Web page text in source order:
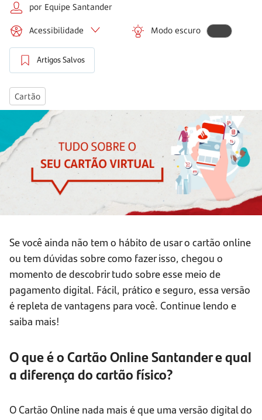
por Equipe Santander
Acessibilidade Modo escuro
Artigos Salvos
Cartão
Se você ainda não tem o hábito de usar o cartão online
ou tem dúvidas sobre como fazer isso, chegou o
momento de descobrir tudo sobre esse meio de
pagamento digital. Fácil, prático e seguro, essa versão
é repleta de vantagens para você. Continue lendo e
saiba mais!
O que é o Cartão Online Santander e qual
a diferença do cartão físico?
O Cartão Online nada mais é que uma versão digital do